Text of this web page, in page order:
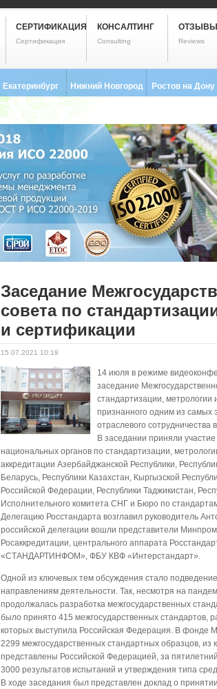
СЕРТИФИКАЦИЯ
Сертификация
КОНСАЛТИНГ
Consulting
ОТЗЫВЫ
Reviews
Екатеринбург
8 (343) 237-2593
Нижний Новгород Ростов на Дону
Заседание
совета по
и сертификации
15.07.2021 10:19
14 июля в режиме
заседание
стандартизации,
признанного одним из самых
отраслевого сотрудничества
В заседании приняли
национальных органов по стандартизации,
аккредитации Азербайджанской Республики,
Беларусь, Республики Казахстан, Кыргызской
Российской Федерации, Республики Таджикистан,
Исполнительного комитета СНГ и Бюро по
Делегацию Росстандарта возглавил руководитель
российской делегации вошли представители
Росаккредитации, центрального аппарата
«СТАНДАРТИНФОМ», ФБУ КВФ «Интерстандарт».
Одной из ключевых тем обсуждения стало
направлениям деятельности. Так, несмотря на
продолжалась разработка межгосударственных
было принято 415 межгосударственных стандартов,
которых выступила Российская Федерация. В фонде
2299 межгосударственных стандартных образцов, из
представлены Российской Федерацией, за
3000 результатов испытаний и утверждения типа
В ходе заседания был представлен доклад о